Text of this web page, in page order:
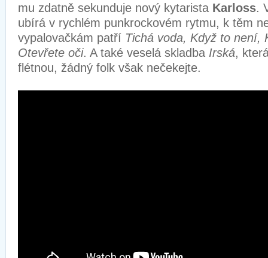
mu zdatně sekunduje nový kytarista Karloss.
ubírá v rychlém punkrockovém rytmu, k těm
vypalovačkám patří Tichá voda, Když to není,
Otevřete oči. A také veselá skladba Irská,
flétnou, žádný folk však nečekejte.